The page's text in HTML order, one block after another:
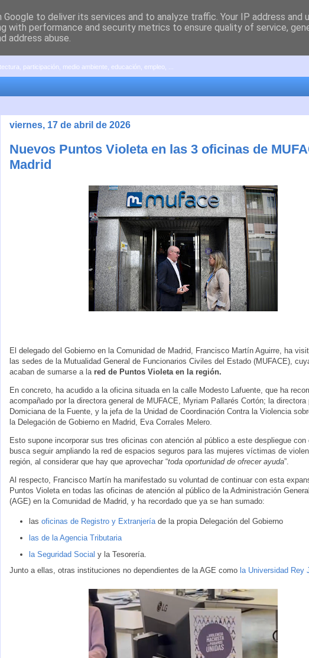
participación, medio ambiente, educación, empleo, ...
viernes, 17 de abril de 2026
Nuevos Puntos Violeta en las 3 oficinas de
Madrid
El delegado del Gobierno en la Comunidad de Madrid, Francisco Martín Aguirre, ha
las sedes de la Mutualidad General de Funcionarios Civiles del Estado (MUFACE),
acaban de sumarse a la red de Puntos Violeta en la región.
En concreto, ha acudido a la oficina situada en la calle Modesto Lafuente, que ha
acompañado por la directora general de MUFACE, Myriam Pallarés Cortón; la directora
Domiciana de la Fuente, y la jefa de la Unidad de Coordinación Contra la Violencia
la Delegación de Gobierno en Madrid, Eva Corrales Melero.
Esto supone incorporar sus tres oficinas con atención al público a este despliegue con
busca seguir ampliando la red de espacios seguros para las mujeres víctimas de
región, al considerar que hay que aprovechar “toda oportunidad de ofrecer ayuda”.
Al respecto, Francisco Martín ha manifestado su voluntad de continuar con esta
Puntos Violeta en todas las oficinas de atención al público de la Administración
(AGE) en la Comunidad de Madrid, y ha recordado que ya se han sumado:
las oficinas de Registro y Extranjeríade la propia Delegación del Gobierno
las de la Agencia Tributaria
la Seguridad Social y la Tesorería.
Junto a ellas, otras instituciones no dependientes de la AGE como la Universidad Rey
to deliver its services and to analyze traffic. Your IP address and
with performance and security metrics to ensure quality of service,
address abuse.